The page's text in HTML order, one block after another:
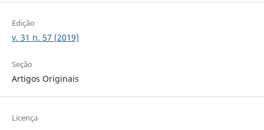
Edição
v. 31 n. 57 (2019)
Seção
Artigos Originais
Licença